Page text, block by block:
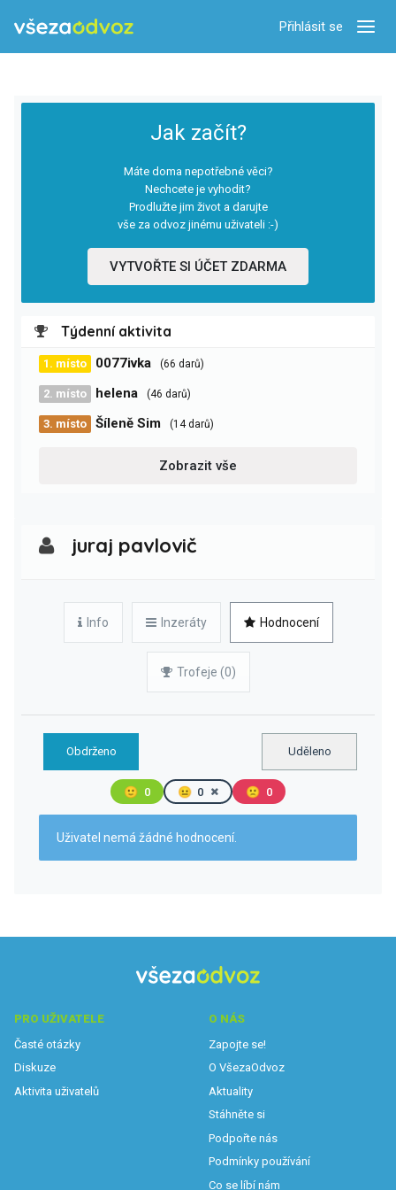
Přihlásit se
Jak začít?
Máte doma nepotřebné věci?
Nechcete je vyhodit?
Prodlužte jim život a darujte
vše za odvoz jinému uživateli :-)
VYTVOŘTE SI ÚČET ZDARMA
Týdenní aktivita
1. místo 0077ivka (66 darů)
2. místo helena (46 darů)
3. místo Šíleně Sim (14 darů)
Zobrazit vše
juraj pavlovič
Info Inzeráty Hodnocení
Trofeje (0)
Obdrženo Uděleno
🙂 0 😐 0 🙁 0
Uživatel nemá žádné hodnocení.
PRO UŽIVATELE
Časté otázky
Diskuze
Aktivita uživatelů
O NÁS
Zapojte se!
O VšezaOdvoz
Aktuality
Stáhněte si
Podpořte nás
Podmínky používání
Co se líbí nám